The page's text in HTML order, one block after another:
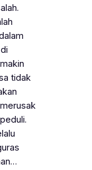
tidak